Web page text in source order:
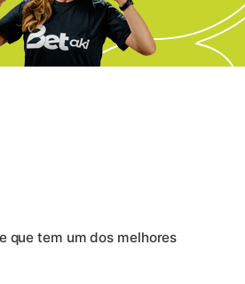
que tem um dos melhores